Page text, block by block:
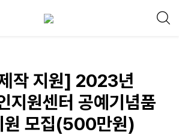
작 지원] 2023년
지원센터 공예기념품
원 모집(500만원)